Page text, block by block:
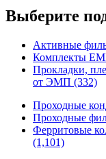
Выберите
Активные
Комплекты
Прокладки,
от ЭМП (332)
Проходные
Проходные
Ферритовые
(1,101)